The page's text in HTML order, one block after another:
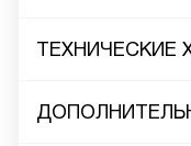
ТЕХНИЧЕСКИЕ